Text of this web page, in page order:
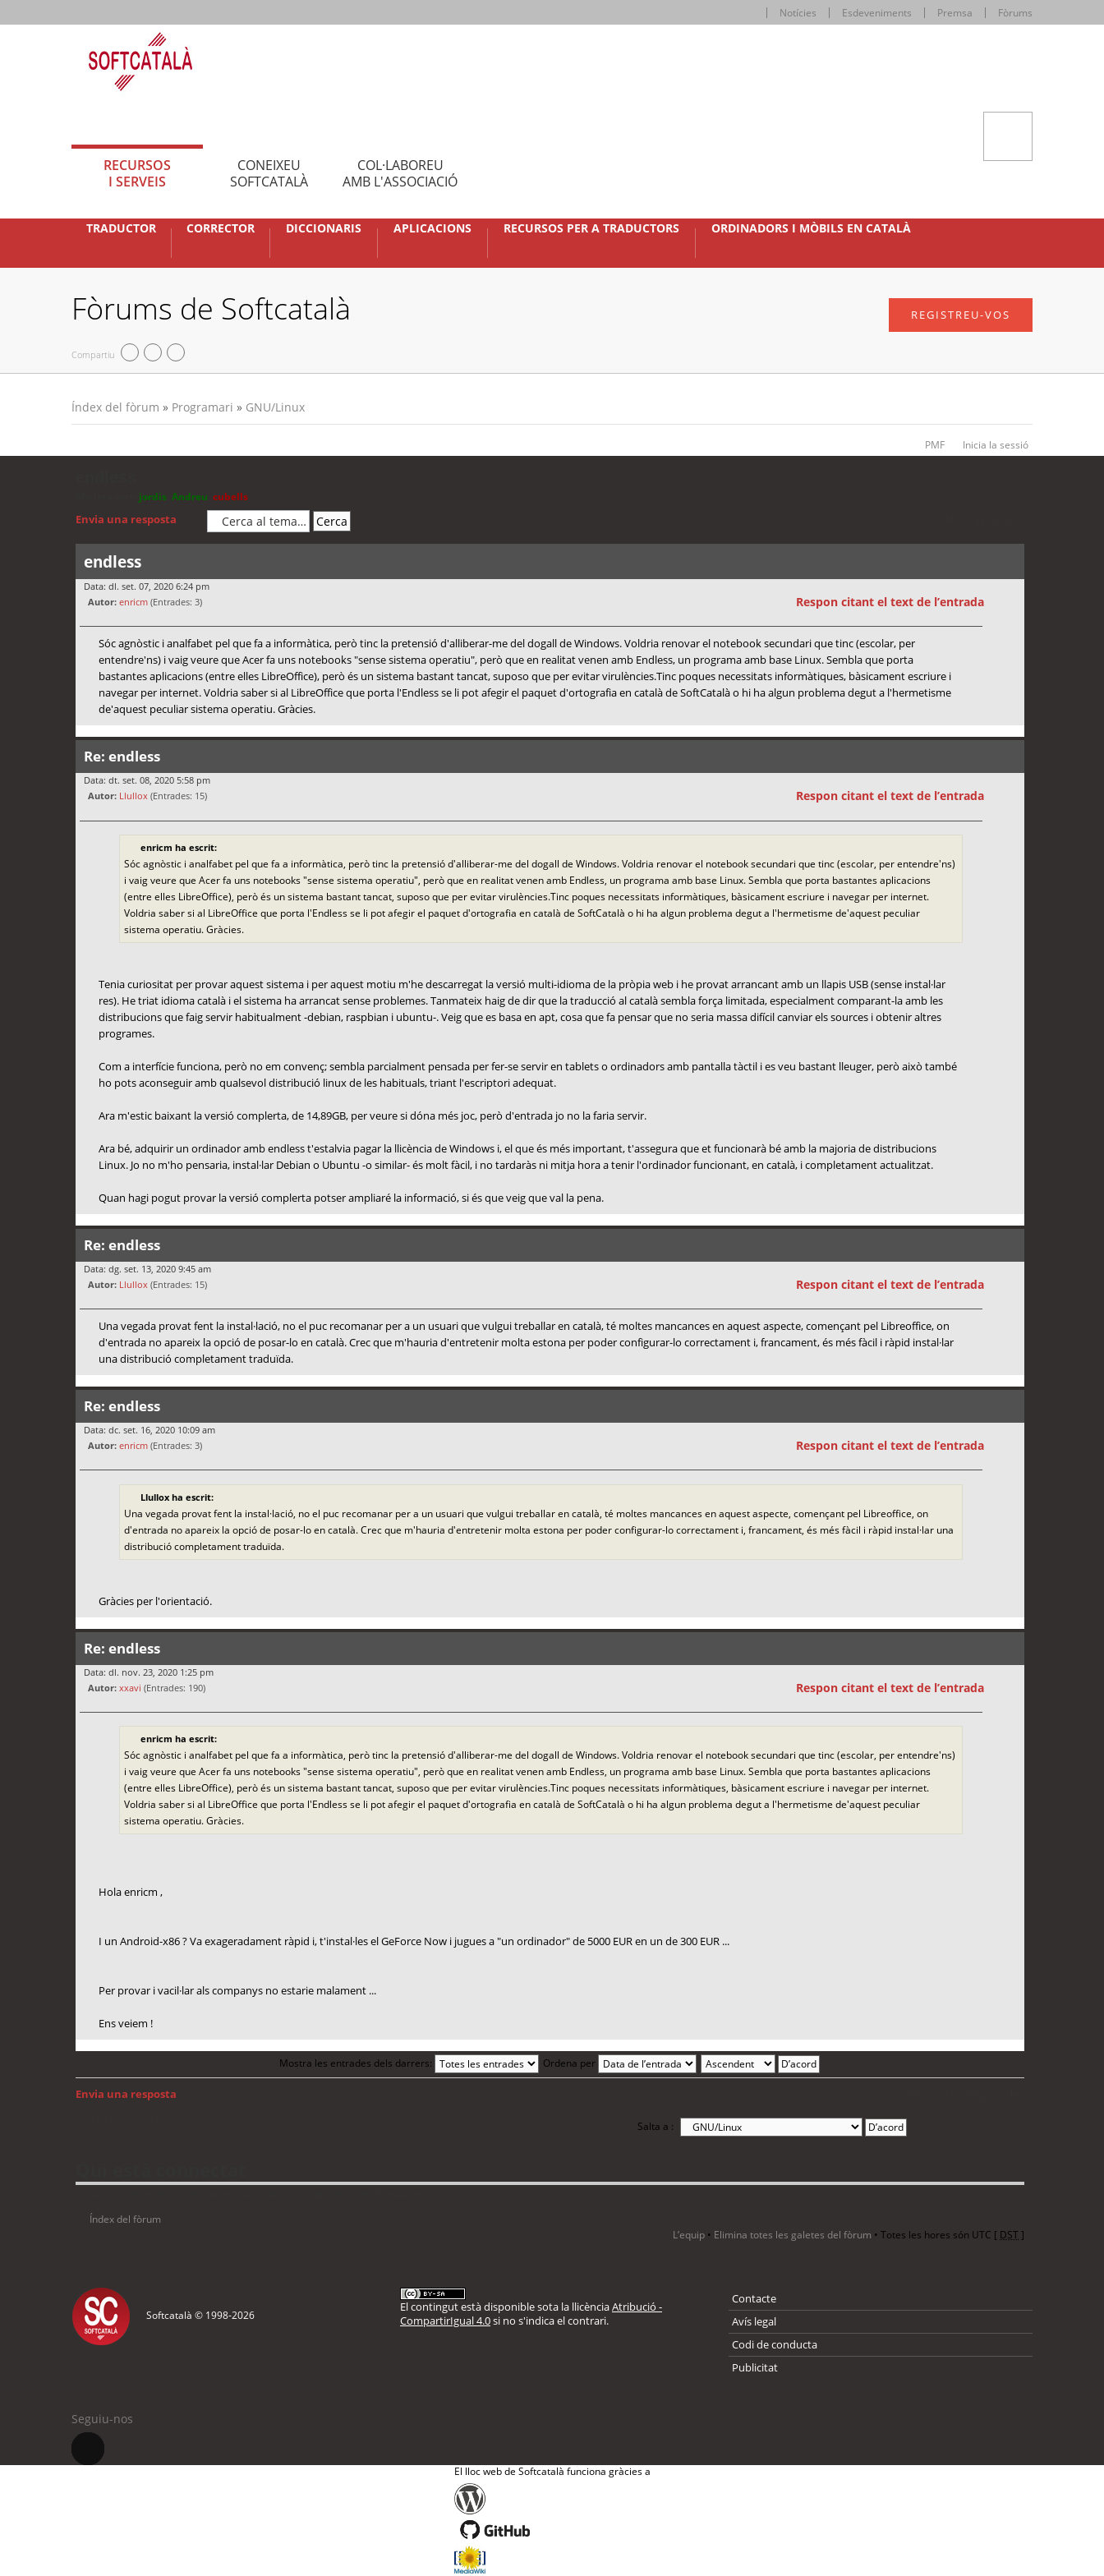
Notícies Esdeveniments Premsa Fòrums
RECURSOS
I SERVEIS
CONEIXEU
SOFTCATALÀ
COL·LABOREU
AMB L'ASSOCIACIÓ
TRADUCTOR CORRECTOR DICCIONARIS APLICACIONS RECURSOS PER A TRADUCTORS ORDINADORS I MÒBILS EN CATALÀ
Fòrums de Softcatalà
Compartiu
REGISTREU-VOS
Índex del fòrum » Programari » GNU/Linux
PMF Inicia la sessió
jordis Andreu cubells
Envia una resposta
endless
Data: dl. set. 07, 2020 6:24 pm
Autor: enricm (Entrades: 3) Respon citant el text de l’entrada
Sóc agnòstic i analfabet pel que fa a informàtica, però tinc la pretensió d'alliberar-me del dogall de Windows. Voldria renovar el notebook secundari que tinc (escolar, per
entendre'ns) i vaig veure que Acer fa uns notebooks "sense sistema operatiu", però que en realitat venen amb Endless, un programa amb base Linux. Sembla que porta
bastantes aplicacions (entre elles LibreOffice), però és un sistema bastant tancat, suposo que per evitar virulències.Tinc poques necessitats informàtiques, bàsicament escriure i
navegar per internet. Voldria saber si al LibreOffice que porta l'Endless se li pot afegir el paquet d'ortografia en català de SoftCatalà o hi ha algun problema degut a l'hermetisme
de'aquest peculiar sistema operatiu. Gràcies.
Re: endless
Data: dt. set. 08, 2020 5:58 pm
Autor: Llullox (Entrades: 15) Respon citant el text de l’entrada
enricm ha escrit:
Sóc agnòstic i analfabet pel que fa a informàtica, però tinc la pretensió d'alliberar-me del dogall de Windows. Voldria renovar el notebook secundari que tinc (escolar, per entendre'ns)
i vaig veure que Acer fa uns notebooks "sense sistema operatiu", però que en realitat venen amb Endless, un programa amb base Linux. Sembla que porta bastantes aplicacions
(entre elles LibreOffice), però és un sistema bastant tancat, suposo que per evitar virulències.Tinc poques necessitats informàtiques, bàsicament escriure i navegar per internet.
Voldria saber si al LibreOffice que porta l'Endless se li pot afegir el paquet d'ortografia en català de SoftCatalà o hi ha algun problema degut a l'hermetisme de'aquest peculiar
sistema operatiu. Gràcies.
Tenia curiositat per provar aquest sistema i per aquest motiu m'he descarregat la versió multi-idioma de la pròpia web i he provat arrancant amb un llapis USB (sense instal·lar
res). He triat idioma català i el sistema ha arrancat sense problemes. Tanmateix haig de dir que la traducció al català sembla força limitada, especialment comparant-la amb les
distribucions que faig servir habitualment -debian, raspbian i ubuntu-. Veig que es basa en apt, cosa que fa pensar que no seria massa difícil canviar els sources i obtenir altres
programes.
Com a interfície funciona, però no em convenç; sembla parcialment pensada per fer-se servir en tablets o ordinadors amb pantalla tàctil i es veu bastant lleuger, però això també
ho pots aconseguir amb qualsevol distribució linux de les habituals, triant l'escriptori adequat.
Ara m'estic baixant la versió complerta, de 14,89GB, per veure si dóna més joc, però d'entrada jo no la faria servir.
Ara bé, adquirir un ordinador amb endless t'estalvia pagar la llicència de Windows i, el que és més important, t'assegura que et funcionarà bé amb la majoria de distribucions
Linux. Jo no m'ho pensaria, instal·lar Debian o Ubuntu -o similar- és molt fàcil, i no tardaràs ni mitja hora a tenir l'ordinador funcionant, en català, i completament actualitzat.
Quan hagi pogut provar la versió complerta potser ampliaré la informació, si és que veig que val la pena.
Re: endless
Data: dg. set. 13, 2020 9:45 am
Autor: Llullox (Entrades: 15) Respon citant el text de l’entrada
Una vegada provat fent la instal·lació, no el puc recomanar per a un usuari que vulgui treballar en català, té moltes mancances en aquest aspecte, començant pel Libreoffice, on
d'entrada no apareix la opció de posar-lo en català. Crec que m'hauria d'entretenir molta estona per poder configurar-lo correctament i, francament, és més fàcil i ràpid instal·lar
una distribució completament traduïda.
Re: endless
Data: dc. set. 16, 2020 10:09 am
Autor: enricm (Entrades: 3) Respon citant el text de l’entrada
Llullox ha escrit:
Una vegada provat fent la instal·lació, no el puc recomanar per a un usuari que vulgui treballar en català, té moltes mancances en aquest aspecte, començant pel Libreoffice, on
d'entrada no apareix la opció de posar-lo en català. Crec que m'hauria d'entretenir molta estona per poder configurar-lo correctament i, francament, és més fàcil i ràpid instal·lar una
distribució completament traduïda.
Gràcies per l'orientació.
Re: endless
Data: dl. nov. 23, 2020 1:25 pm
Autor: xxavi (Entrades: 190) Respon citant el text de l’entrada
enricm ha escrit:
Sóc agnòstic i analfabet pel que fa a informàtica, però tinc la pretensió d'alliberar-me del dogall de Windows. Voldria renovar el notebook secundari que tinc (escolar, per entendre'ns)
i vaig veure que Acer fa uns notebooks "sense sistema operatiu", però que en realitat venen amb Endless, un programa amb base Linux. Sembla que porta bastantes aplicacions
(entre elles LibreOffice), però és un sistema bastant tancat, suposo que per evitar virulències.Tinc poques necessitats informàtiques, bàsicament escriure i navegar per internet.
Voldria saber si al LibreOffice que porta l'Endless se li pot afegir el paquet d'ortografia en català de SoftCatalà o hi ha algun problema degut a l'hermetisme de'aquest peculiar
sistema operatiu. Gràcies.
Hola enricm ,
I un Android-x86 ? Va exageradament ràpid i, t'instal·les el GeForce Now i jugues a "un ordinador" de 5000 EUR en un de 300 EUR ...
Per provar i vacil·lar als companys no estarie malament ...
Ens veiem !
Mostra les entrades dels darrers: Ordena per
Envia una resposta
Salta a :
Índex del fòrum
L’equip • Elimina totes les galetes del fòrum • Totes les hores són UTC [ DST]
Softcatalà © 1998-2026
El contingut està disponible sota la llicènciaAtribució -
CompartirIgual 4.0si no s'indica el contrari.
Contacte
Avís legal
Codi de conducta
Publicitat
Seguiu-nos
El lloc web de Softcatalà funciona gràcies a